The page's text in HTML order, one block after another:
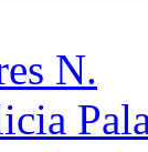
N.